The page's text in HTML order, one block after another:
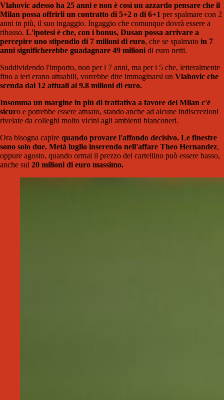
Vlahovic adesso ha 25 anni e non è così un azzardo pensare che il
Milan possa offrirli un contratto di 5+2 o di 6+1 per spalmare con 2
anni in più, il suo ingaggio. Ingaggio che comunque dovrà essere a
ribasso. L'ipotesi è che, con i bonus, Dusan possa arrivare a
percepire uno stipendio di 7 milioni di euro, che se spalmato in 7
anni significherebbe guadagnare 49 milioni di euro netti.
Suddividendo l'importo, non per i 7 anni, ma per i 5 che, letteralmente
fino a ieri erano attuabili, vorrebbe dire immaginarsi un Vlahovic che
scenda dai 12 attuali ai 9.8 milioni di euro.
Insomma un margine in più di trattativa a favore del Milan c'è
sicuro e potrebbe essere attuato, stando anche ad alcune indiscrezioni
rivelate da colleghi molto vicini agli ambienti bianconeri.
Ora bisogna capire quando provare l'affondo decisivo. Le finestre
sono solo due. Metà luglio inserendo nell'affare Theo Hernandez,
oppure agosto, quando ormai il prezzo del cartellino può essere basso,
anche sui 20 milioni di euro massimo.